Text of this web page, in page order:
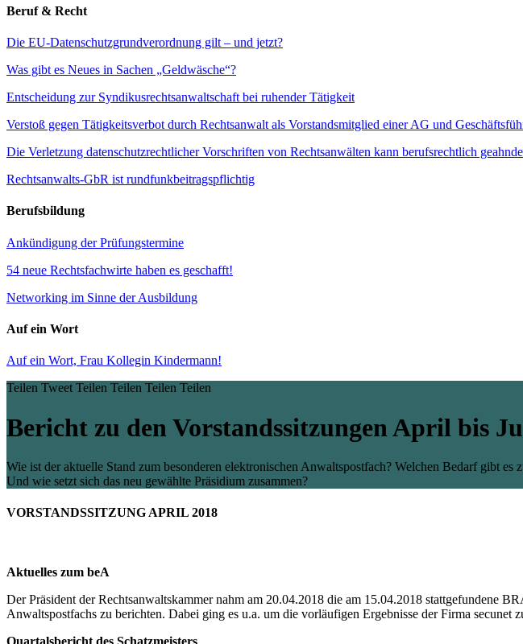
Beruf & Recht
Die EU-Datenschutzgrundverordnung gilt – und jetzt?
Was gibt es Neues in Sachen „Geldwäsche“?
Entscheidung zur Syndikusrechtsanwaltschaft bei ruhender Tätigkeit
Verstoß gegen Tätigkeitsverbot durch Rechtsanwalt als Vorstandsmitglied einer AG und
Die Verletzung datenschutzrechtlicher Vorschriften von Rechtsanwälten kann berufsrechtlich
Rechtsanwalts-GbR ist rundfunkbeitragspflichtig
Berufsbildung
Ankündigung der Prüfungstermine
54 neue Rechtsfachwirte haben es geschafft!
Networking im Sinne der Ausbildung
Auf ein Wort
Auf ein Wort, Frau Kollegin Kindermann!
Teilen Tweet Teilen Teilen Teilen Teilen
Bericht zu den Vorstandssitzungen April bis
Wie ist der aktuelle Stand zum besonderen elektronischen Anwaltspostfach? Welchen Bedarf gibt
Und wie setzt sich das neu gewählte Präsidium zusammen?
VORSTANDSSITZUNG APRIL 2018
Aktuelles zum beA
Der Präsident der Rechtsanwaltskammer nahm am 20.04.2018 die am 15.04.2018 stattgefundene
Anwaltspostfachs zu berichten. Dabei ging es u.a. um die vorläufigen Ergebnisse der Firma
Quartalsbericht des Schatzmeisters